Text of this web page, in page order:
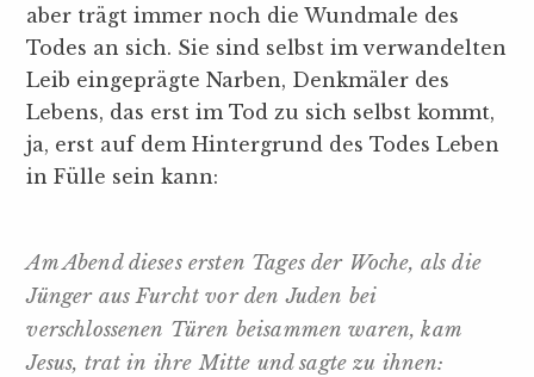
aber trägt immer noch die Wundmale des
Todes an sich. Sie sind selbst im verwandelten
Leib eingeprägte Narben, Denkmäler des
Lebens, das erst im Tod zu sich selbst kommt,
ja, erst auf dem Hintergrund des Todes Leben
in Fülle sein kann:
Am Abend dieses ersten Tages der Woche, als die
Jünger aus Furcht vor den Juden bei
verschlossenen Türen beisammen waren, kam
Jesus, trat in ihre Mitte und sagte zu ihnen: